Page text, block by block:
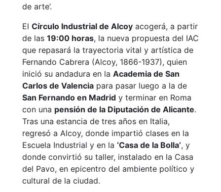
de arte’.
El Círculo Industrial de Alcoy acogerá, a partir
de las 19:00 horas, la nueva propuesta del IAC
que repasará la trayectoria vital y artística de
Fernando Cabrera (Alcoy, 1866-1937), quien
inició su andadura en la Academia de San
Carlos de Valencia para pasar luego a la de
San Fernando en Madrid y terminar en Roma
con una pensión de la Diputación de Alicante.
Tras una estancia de tres años en Italia,
regresó a Alcoy, donde impartió clases en la
Escuela Industrial y en la ‘Casa de la Bolla’, y
donde convirtió su taller, instalado en la Casa
del Pavo, en epicentro del ambiente político y
cultural de la ciudad.